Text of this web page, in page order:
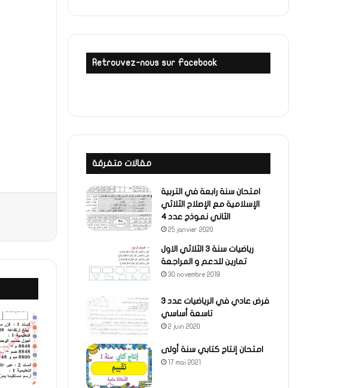
Retrouvez-nous sur Facebook
مقالات متفرقة
امتحان سنة رابعة في التربية
الإسلامية مع الإصلاح الثلاثي
الثاني نموذج عدد 4
25 janvier 2020
رياضيات سنة 3 الثلاثي الاول
تمارين للدعم و المراجعة
30 novembre 2019
فرض عادي في الرياضيات عدد 3
تاسعة أساسي
2 juin 2020
امتحان إنتاج كتابي سنة أولى
17 mai 2021